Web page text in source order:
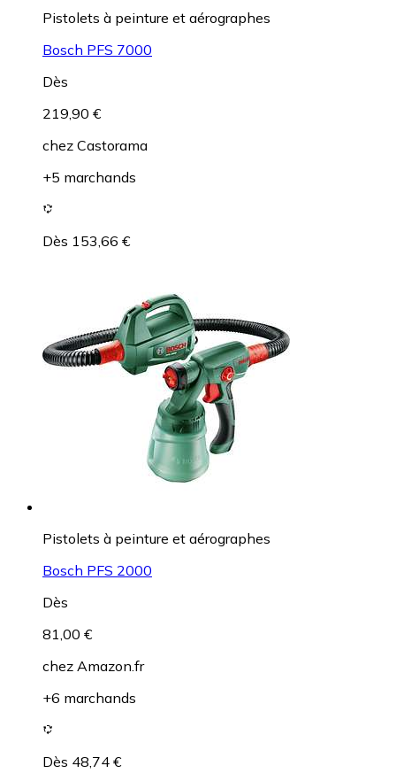
Pistolets à peinture et aérographes
Bosch PFS 7000
Dès
219,90 €
chez Castorama
+5 marchands
Dès 153,66 €
Pistolets à peinture et aérographes
Bosch PFS 2000
Dès
81,00 €
chez Amazon.fr
+6 marchands
Dès 48,74 €